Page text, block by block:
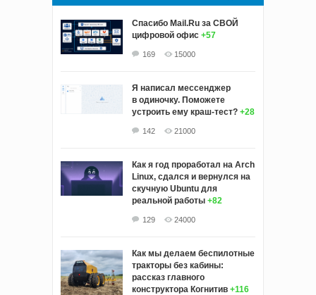
Спасибо Mail.Ru за СВОЙ
цифровой офис +57
169 15000
Я написал мессенджер
в одиночку. Поможете
устроить ему краш‑тест? +28
142 21000
Как я год проработал на Arch
Linux, сдался и вернулся на
скучную Ubuntu для
реальной работы +82
129 24000
Как мы делаем беспилотные
тракторы без кабины:
рассказ главного
конструктора Когнитив +116